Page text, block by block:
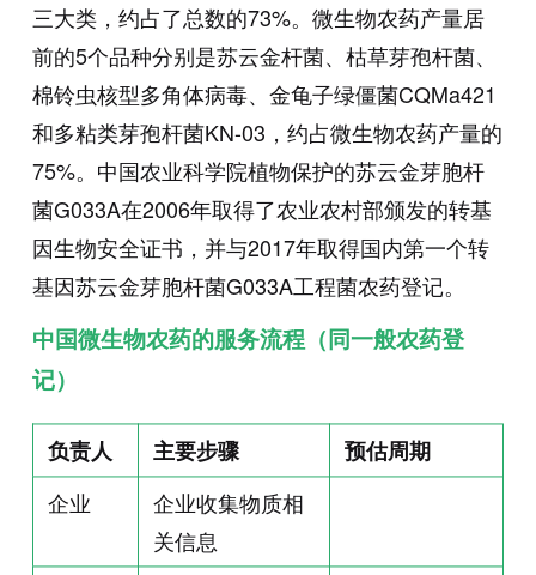
三大类，约占了总数的73%。微生物农药产量居
前的5个品种分别是苏云金杆菌、枯草芽孢杆菌、
棉铃虫核型多角体病毒、金龟子绿僵菌CQMa421
和多粘类芽孢杆菌KN-03 ，约占微生物农药产量的
75%。中国农业科学院植物保护的苏云金芽胞杆
菌G033A在2006年取得了农业农村部颁发的转基
因生物安全证书，并与2017年取得国内第一个转
基因苏云金芽胞杆菌G033A工程菌农药登记。
中国微生物农药的服务流程（同一般农药登
记）
负责人 主要步骤
预估周期
企业
企业收集物质相
关信息